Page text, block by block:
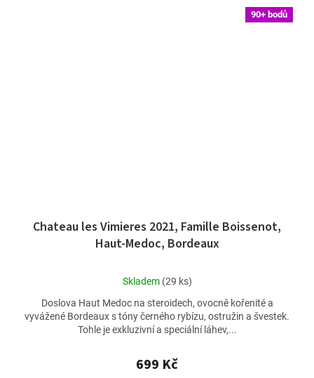
90+ bodů
Chateau les Vimieres 2021, Famille Boissenot,
Haut-Medoc, Bordeaux
Průměrné
produktu
je
5,0
5
hvězdiček.
Skladem (29 ks)
699 Kč
Doslova Haut Medoc na steroidech, ovocně kořenité a
vyvážené Bordeaux s tóny černého rybízu, ostružin a švestek.
Tohle je exkluzivní a speciální láhev,...